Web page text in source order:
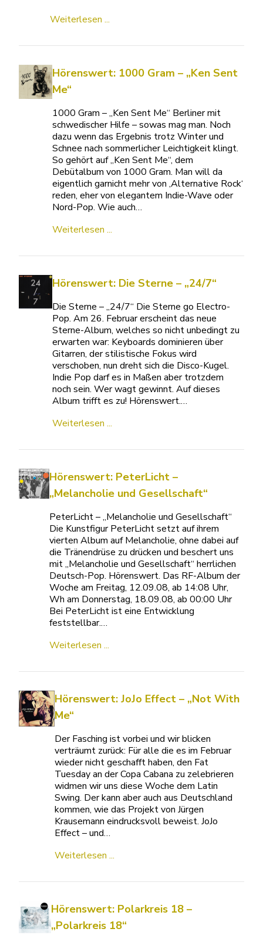
Weiterlesen ...
Hörenswert: 1000 Gram – „Ken Sent
Me“
1000 Gram – „Ken Sent Me“ Berliner mit
schwedischer Hilfe – sowas mag man. Noch
dazu wenn das Ergebnis trotz Winter und
Schnee nach sommerlicher Leichtigkeit klingt.
So gehört auf „Ken Sent Me“, dem
Debütalbum von 1000 Gram. Man will da
eigentlich garnicht mehr von ‚Alternative Rock‘
reden, eher von elegantem Indie-Wave oder
Nord-Pop. Wie auch…
Weiterlesen ...
Hörenswert: Die Sterne – „24/7“
Die Sterne – „24/7“ Die Sterne go Electro-
Pop. Am 26. Februar erscheint das neue
Sterne-Album, welches so nicht unbedingt zu
erwarten war: Keyboards dominieren über
Gitarren, der stilistische Fokus wird
verschoben, nun dreht sich die Disco-Kugel.
Indie Pop darf es in Maßen aber trotzdem
noch sein. Wer wagt gewinnt. Auf dieses
Album trifft es zu! Hörenswert.…
Weiterlesen ...
Hörenswert: PeterLicht –
„Melancholie und Gesellschaft“
PeterLicht – „Melancholie und Gesellschaft“
Die Kunstfigur PeterLicht setzt auf ihrem
vierten Album auf Melancholie, ohne dabei auf
die Tränendrüse zu drücken und beschert uns
mit „Melancholie und Gesellschaft“ herrlichen
Deutsch-Pop. Hörenswert. Das RF-Album der
Woche am Freitag, 12.09.08, ab 14:08 Uhr,
Wh am Donnerstag, 18.09.08, ab 00:00 Uhr
Bei PeterLicht ist eine Entwicklung
feststellbar.…
Weiterlesen ...
Hörenswert: JoJo Effect – „Not With
Me“
Der Fasching ist vorbei und wir blicken
verträumt zurück: Für alle die es im Februar
wieder nicht geschafft haben, den Fat
Tuesday an der Copa Cabana zu zelebrieren
widmen wir uns diese Woche dem Latin
Swing. Der kann aber auch aus Deutschland
kommen, wie das Projekt von Jürgen
Krausemann eindrucksvoll beweist. JoJo
Effect – und…
Weiterlesen ...
Hörenswert: Polarkreis 18 –
„Polarkreis 18“